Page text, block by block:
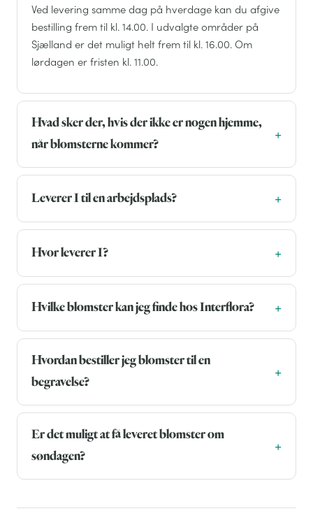
Ved levering samme dag på hverdage kan du afgive
bestilling frem til kl. 14.00. I udvalgte områder på
Sjælland er det muligt helt frem til kl. 16.00. Om
lørdagen er fristen kl. 11.00.
Hvad sker der, hvis der ikke er nogen hjemme,
når blomsterne kommer?
Leverer I til en arbejdsplads?
Hvor leverer I?
Hvilke blomster kan jeg finde hos Interflora?
Hvordan bestiller jeg blomster til en
begravelse?
Er det muligt at få leveret blomster om
søndagen?